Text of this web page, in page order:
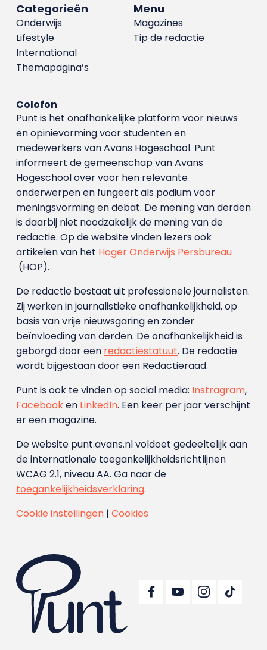
Menu
Magazines
Tip de redactie
Categorieën
Onderwijs
Lifestyle
International
Themapagina’s
Colofon
Punt is het onafhankelijke platform voor nieuws
en opinievorming voor studenten en
medewerkers van Avans Hoge­school. Punt
informeert de gemeenschap van Avans
Hogeschool over voor hen relevante
onderwerpen en fungeert als podium voor
meningsvorming en debat. De mening van derden
is daarbij niet noodzakelijk de mening van de
redactie. Op de website vinden lezers ook
artikelen van het Hoger Onderwijs Persbureau
(HOP).
De redactie bestaat uit professionele journalisten.
Zij werken in journalistieke onafhankelijkheid, op
basis van vrije nieuwsgaring en zonder
beïnvloeding van derden. De onafhankelijkheid is
geborgd door een redactiestatuut. De redactie
wordt bijgestaan door een Redactieraad.
Punt is ook te vinden op social media: Instragram,
Facebooken LinkedIn. Een keer per jaar verschijnt
er een magazine.
De website punt.avans.nl voldoet gedeeltelijk aan
de internationale toegankelijkheidsrichtlijnen
WCAG 2.1, niveau AA. Ga naar de
toegankelijkheidsverklaring.
Cookie instellingen| Cookies